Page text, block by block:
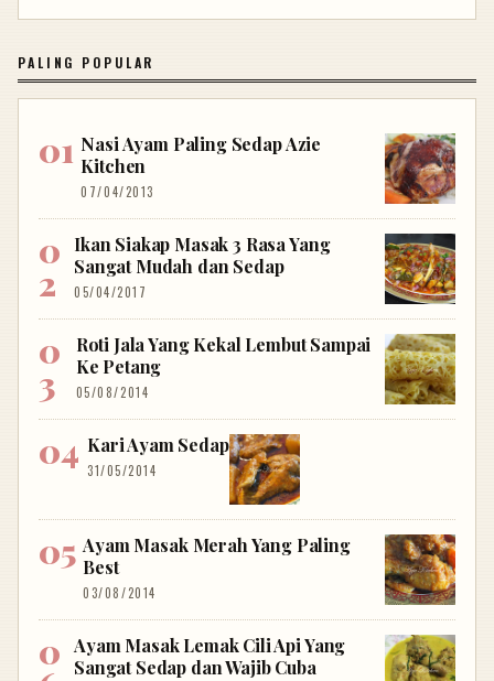
PALING POPULAR
Nasi Ayam Paling Sedap Azie
Kitchen
07/04/2013
Ikan Siakap Masak 3 Rasa Yang
Sangat Mudah dan Sedap
05/04/2017
Roti Jala Yang Kekal Lembut Sampai
Ke Petang
05/08/2014
Kari Ayam Sedap
31/05/2014
Ayam Masak Merah Yang Paling
Best
03/08/2014
Ayam Masak Lemak Cili Api Yang
Sangat Sedap dan Wajib Cuba